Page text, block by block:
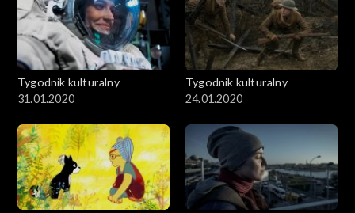
Tygodnik kulturalny
31.01.2020
Tygodnik kulturalny
24.01.2020